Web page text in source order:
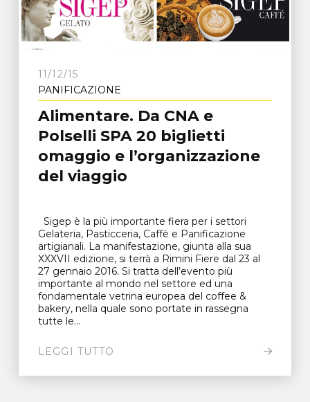
11/12/15
PANIFICAZIONE
Alimentare. Da CNA e
Polselli SPA 20 biglietti
omaggio e l’organizzazione
del viaggio
Sigep è la più importante fiera per i settori
Gelateria, Pasticceria, Caffè e Panificazione
artigianali. La manifestazione, giunta alla sua
XXXVII edizione, si terrà a Rimini Fiere dal 23 al
27 gennaio 2016. Si tratta dell’evento più
importante al mondo nel settore ed una
fondamentale vetrina europea del coffee &
bakery, nella quale sono portate in rassegna
tutte le...
LEGGI TUTTO